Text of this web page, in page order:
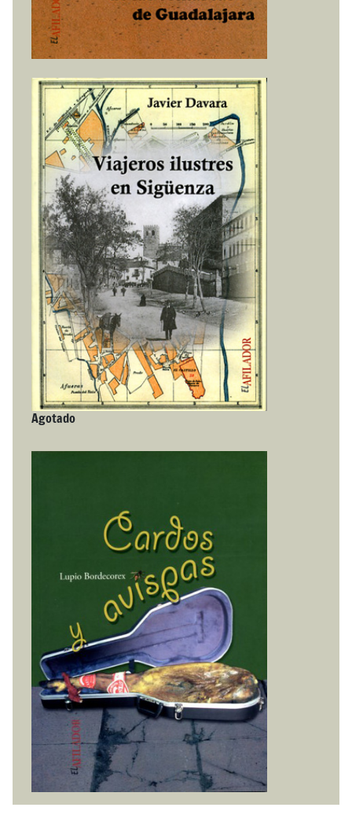
Agotado